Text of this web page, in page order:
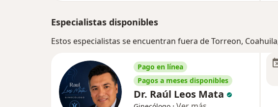
Especialistas disponibles
Estos especialistas se encuentran fuera de Torreon,
Pago en línea
Pagos a meses disponibles
Dr. Raúl Leos Mata